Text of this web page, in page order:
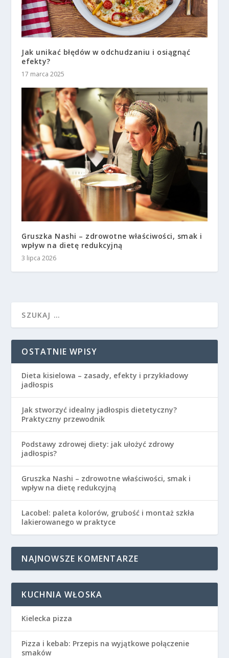
Jak unikać błędów w odchudzaniu i osiągnąć
efekty?
17 marca 2025
Gruszka Nashi – zdrowotne właściwości, smak i
wpływ na dietę redukcyjną
3 lipca 2026
OSTATNIE WPISY
Dieta kisielowa – zasady, efekty i przykładowy
jadłospis
Jak stworzyć idealny jadłospis dietetyczny?
Praktyczny przewodnik
Podstawy zdrowej diety: jak ułożyć zdrowy
jadłospis?
Gruszka Nashi – zdrowotne właściwości, smak i
wpływ na dietę redukcyjną
Lacobel: paleta kolorów, grubość i montaż szkła
lakierowanego w praktyce
NAJNOWSZE KOMENTARZE
KUCHNIA WŁOSKA
Kielecka pizza
Pizza i kebab: Przepis na wyjątkowe połączenie
smaków